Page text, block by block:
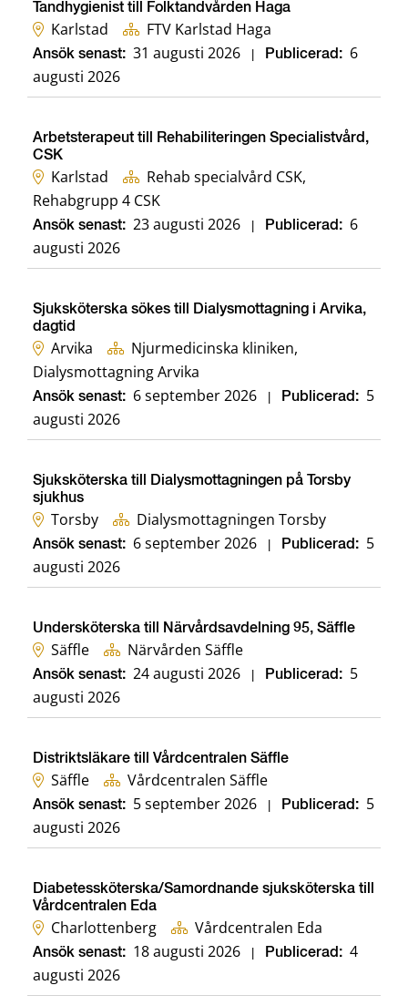
Tandhygienist till Folktandvården Haga
Karlstad FTV Karlstad Haga
Ansök senast: 31 augusti 2026 Publicerad: 6
augusti 2026
Arbetsterapeut till Rehabiliteringen Specialistvård,
CSK
Karlstad
Rehab specialvård CSK,
Rehabgrupp 4 CSK
Ansök senast: 23 augusti 2026 Publicerad: 6
augusti 2026
Sjuksköterska sökes till Dialysmottagning i Arvika,
dagtid
Arvika
Njurmedicinska kliniken,
Dialysmottagning Arvika
Ansök senast: 6 september 2026 Publicerad: 5
augusti 2026
Sjuksköterska till Dialysmottagningen på Torsby
sjukhus
Torsby Dialysmottagningen Torsby
Ansök senast: 6 september 2026 Publicerad: 5
augusti 2026
Undersköterska till Närvårdsavdelning 95, Säffle
Säffle Närvården Säffle
Ansök senast: 24 augusti 2026 Publicerad: 5
augusti 2026
Distriktsläkare till Vårdcentralen Säffle
Säffle Vårdcentralen Säffle
Ansök senast: 5 september 2026 Publicerad: 5
augusti 2026
Diabetessköterska/Samordnande sjuksköterska till
Vårdcentralen Eda
Charlottenberg Vårdcentralen Eda
Ansök senast: 18 augusti 2026 Publicerad: 4
augusti 2026